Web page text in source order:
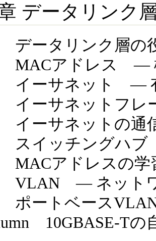
データリンク
データリンク層の
MACアドレス ―
イーサネット ―
イーサネットフレ
イーサネットの通
スイッチングハブ
MACアドレスの
VLAN ― ネットワ
ポートベース
10GBASE-Tの